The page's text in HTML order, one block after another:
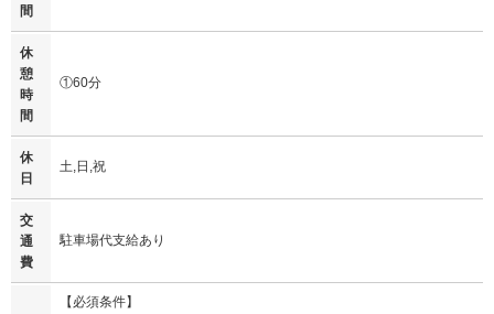
間
休
憩
時
間
①60分
休
日
土,日,祝
交
通
費
駐車場代支給あり
【必須条件】